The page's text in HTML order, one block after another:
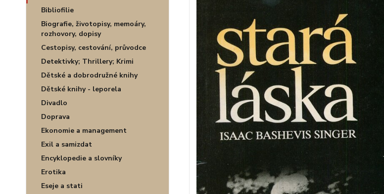
Bibliofilie
Biografie, životopisy, memoáry,
rozhovory, dopisy
Cestopisy, cestování, průvodce
Detektivky; Thrillery; Krimi
Dětské a dobrodružné knihy
Dětské knihy - leporela
Divadlo
Doprava
Ekonomie a management
Exil a samizdat
Encyklopedie a slovníky
Erotika
Eseje a stati